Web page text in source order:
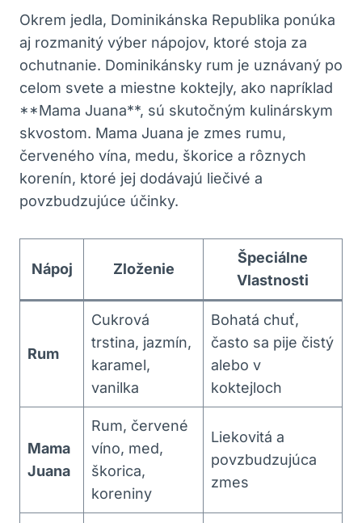
Okrem jedla, Dominikánska Republika ponúka
aj rozmanitý výber nápojov, ktoré stoja za
ochutnanie. Dominikánsky rum je uznávaný po
celom svete a miestne koktejly, ako napríklad
**Mama Juana**, sú skutočným kulinárskym
skvostom. Mama Juana je zmes rumu,
červeného vína, medu, škorice a rôznych
korenín, ktoré jej dodávajú liečivé a
povzbudzujúce účinky.
Nápoj Zloženie
Špeciálne
Vlastnosti
Rum
Cukrová
trstina, jazmín,
karamel,
vanilka
Bohatá chuť,
často sa pije čistý
alebo v
koktejloch
Mama
Juana
Rum, červené
víno, med,
škorica,
koreniny
Liekovitá a
povzbudzujúca
zmes